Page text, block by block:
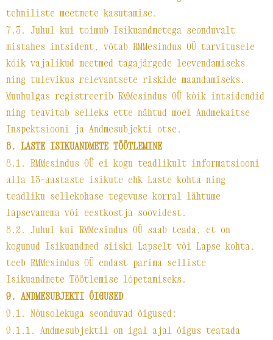
tehniliste meetmete kasutamise.
7.3. Juhul kui toimub Isikuandmetega seonduvalt
mistahes intsident, võtab RMMesindus OÜ tarvitusele
kõik vajalikud meetmed tagajärgede leevendamiseks
ning tulevikus relevantsete riskide maandamiseks.
Muuhulgas registreerib RMMesindus OÜ kõik intsidendid
ning teavitab selleks ette nähtud moel Andmekaitse
Inspektsiooni ja Andmesubjekti otse.
8. LASTE ISIKUANDMETE TÖÖTLEMINE
8.1. RMMesindus OÜ ei kogu teadlikult informatsiooni
alla 13-aastaste isikute ehk Laste kohta ning
teadliku sellekohase tegevuse korral lähtume
lapsevanema või eestkostja soovidest.
8.2. Juhul kui RMMesindus OÜ saab teada, et on
kogunud Isikuandmed siiski Lapselt või Lapse kohta,
teeb RMMesindus OÜ endast parima selliste
Isikuandmete Töötlemise lõpetamiseks.
9. ANDMESUBJEKTI ÕIGUSED
9.1. Nõusolekuga seonduvad õigused:
9.1.1. Andmesubjektil on igal ajal õigus teatada